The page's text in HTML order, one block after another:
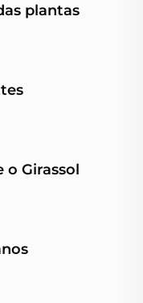
plantas
o Girassol